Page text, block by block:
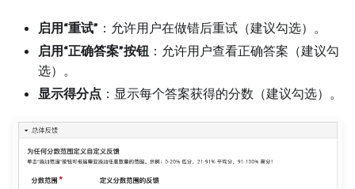
启用“重试” ：允许用户在做错后重试（建议勾选）。
启用“正确答案”按钮 ：允许用户查看正确答案（建议勾
选）。
显示得分点 ：显示每个答案获得的分数（建议勾选）。